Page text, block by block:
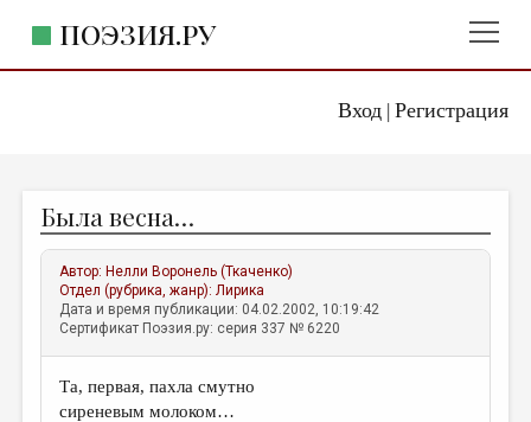
Вход| Регистрация
ПОЭЗИЯ.РУ
ЖАНРЫ
АВТОРЫ
КОММЕНТАРИИ
ЛИТСАЛОН
НОВОСТИ
Была весна…
Автор: Нелли Воронель (Ткаченко)
Отдел (рубрика, жанр):Лирика
Дата и время публикации: 04.02.2002, 10:19:42
Сертификат Поэзия.ру: серия 337 № 6220
Та, первая, пахла смутно
сиреневым молоком…